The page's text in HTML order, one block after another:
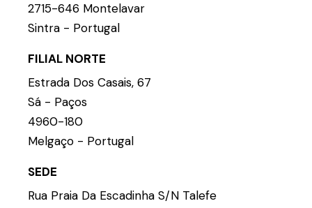
2715-646 Montelavar
Sintra - Portugal
FILIAL NORTE
Estrada Dos Casais, 67
Sá - Paços
4960-180
Melgaço - Portugal
SEDE
Rua Praia Da Escadinha S/N Talefe